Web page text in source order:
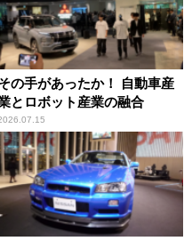
の手があったか！ 自動車産
とロボット産業の融合